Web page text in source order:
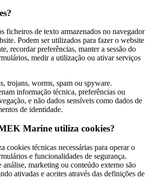
ficheiros de texto armazenados no navegador
Podem ser utilizados para fazer o website
recordar preferências, manter a sessão do
medir a utilização ou ativar serviços
trojans, worms, spam ou spyware.
informação técnica, preferências ou
e não dados sensíveis como dados de
de identidade.
Marine utiliza cookies?
técnicas necessárias para operar o
e funcionalidades de segurança.
marketing ou conteúdo externo são
ativadas e aceites através das definições de